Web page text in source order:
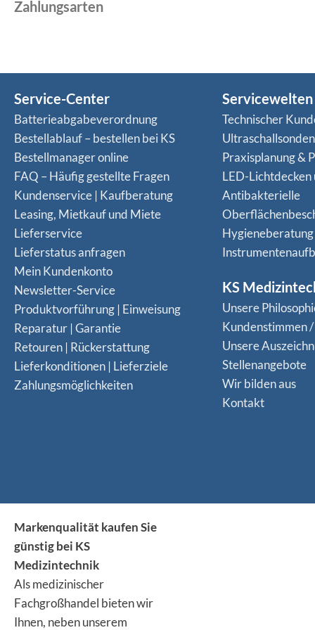
Zahlungsarten
Service-Center
Batterieabgabeverordnung
Bestellablauf – bestellen bei KS
Bestellmanager online
FAQ – Häufig gestellte Fragen
Kundenservice | Kaufberatung
Leasing, Mietkauf und Miete
Lieferservice
Lieferstatus anfragen
Mein Kundenkonto
Newsletter-Service
Produktvorführung | Einweisung
Reparatur | Garantie
Retouren | Rückerstattung
Lieferkonditionen | Lieferziele
Zahlungsmöglichkeiten
Servicewelten
Technischer
Praxisplanung &
LED-
Antibakterielle
KS
Unsere
Kundenstimmen
Unsere
Stellenangebote
Wir bilden aus
Kontakt
Markenqualität kaufen Sie
günstig bei KS
Medizintechnik
Als medizinischer
Fachgroßhandel bieten wir
Ihnen, neben unserem